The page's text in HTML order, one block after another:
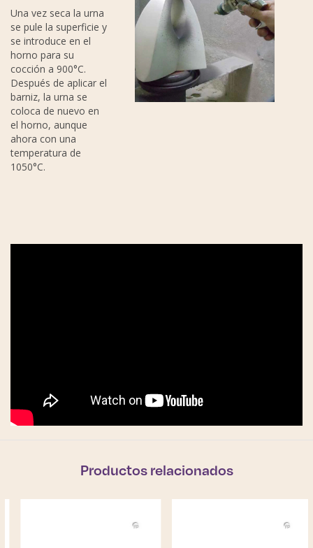
Una vez seca la urna
se pule la superficie y
se introduce en el
horno para su
cocción a 900°C.
Después de aplicar el
barniz, la urna se
coloca de nuevo en
el horno, aunque
ahora con una
temperatura de
1050°C.
Productos relacionados